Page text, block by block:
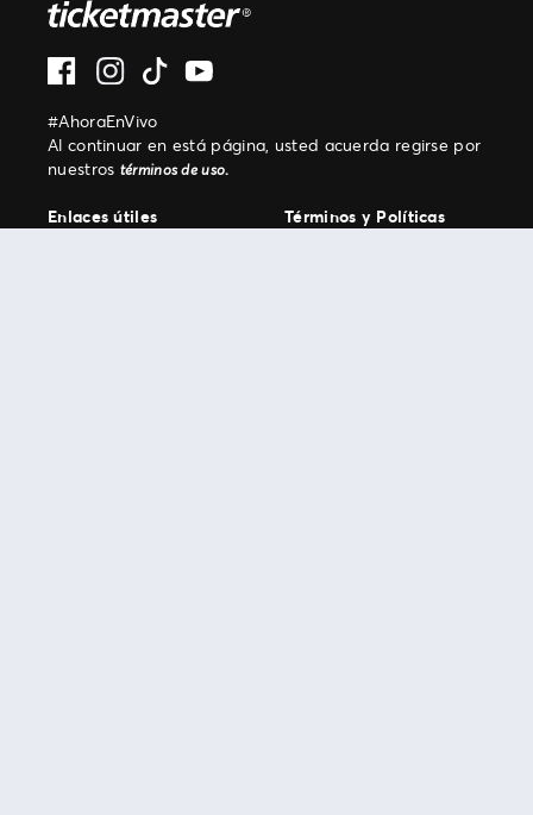
#AhoraEnVivo
Al continuar en está página, usted acuerda regirse por
nuestros términos de uso.
Enlaces útiles Términos y Políticas